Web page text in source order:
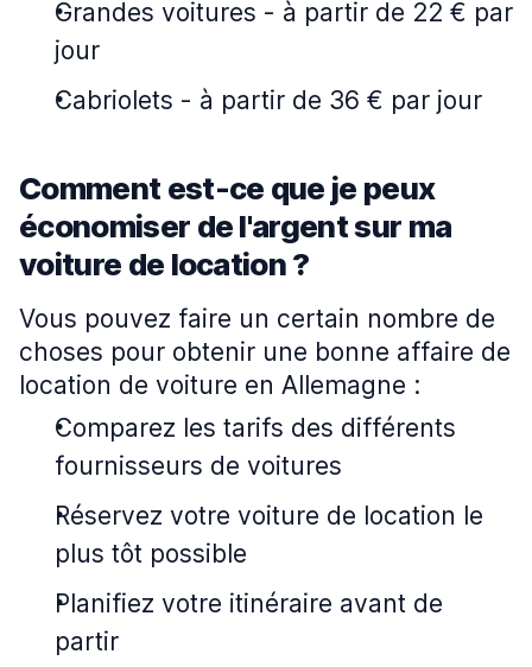
Grandes voitures - à partir de 22 € par
jour
Cabriolets - à partir de 36 € par jour
Comment est-ce que je peux
économiser de l'argent sur ma
voiture de location ?
Vous pouvez faire un certain nombre de
choses pour obtenir une bonne affaire de
location de voiture en Allemagne :
Comparez les tarifs des différents
fournisseurs de voitures
Réservez votre voiture de location le
plus tôt possible
Planifiez votre itinéraire avant de
partir